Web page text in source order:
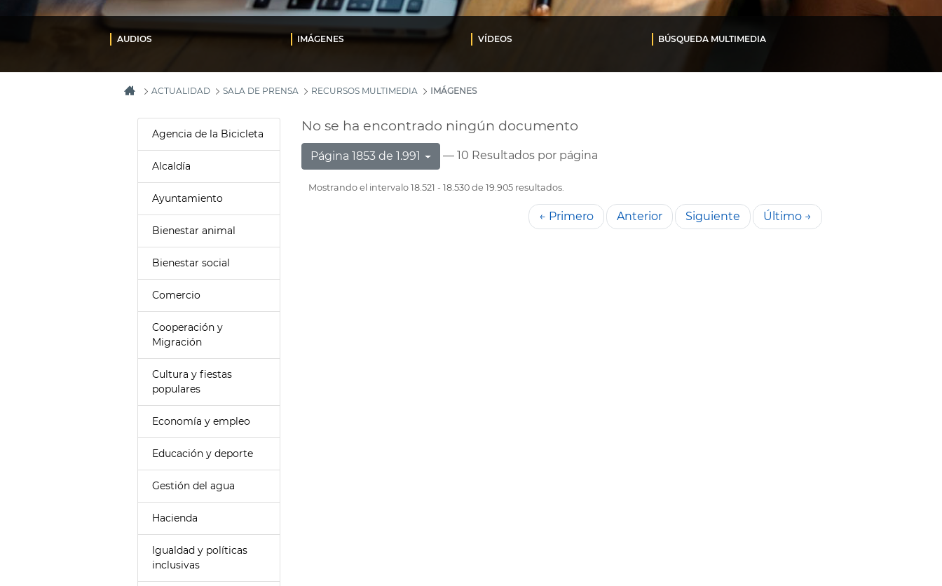
AUDIOS IMÁGENES VÍDEOS BÚSQUEDA MULTIMEDIA
ACTUALIDAD SALA DE PRENSA RECURSOS MULTIMEDIA IMÁGENES
Agencia de la Bicicleta
Alcaldía
Ayuntamiento
Bienestar animal
Bienestar social
Comercio
Cooperación y
Migración
Cultura y fiestas
populares
Economía y empleo
Educación y deporte
Gestión del agua
Hacienda
Igualdad y políticas
inclusivas
No se ha encontrado ningún documento
Página 1853 de 1.991 — 10 Resultados por página
Mostrando el intervalo 18.521 - 18.530 de 19.905 resultados.
← Primero Anterior Siguiente Último →